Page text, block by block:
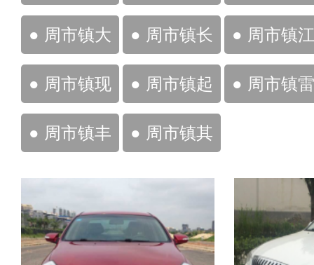
风雪铁龙 马 产
● 周市镇大
众
● 周市镇长
安铃木
● 周市镇江
淮汽车
● 周市镇现
代
● 周市镇起
亚
● 周市镇雷
● 周市镇丰 ● 周市镇其